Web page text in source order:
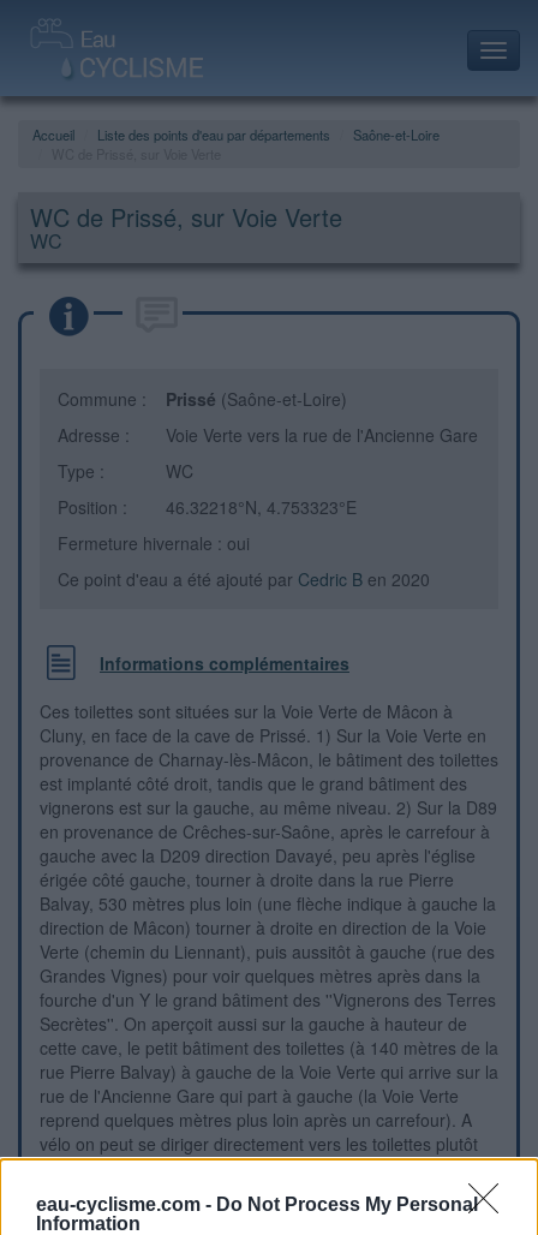
eau-cyclisme.com - Do Not Process My Personal
Information
Accueil Liste des points d'eau par départements
Saône-et-Loire
WC de Prissé, sur Voie Verte
WC
Commune : Prissé (Saône-et-Loire)
Adresse :
Voie Verte vers la rue de l'Ancienne Gare
Type :
WC
Position :
46.32218°N, 4.753323°E
Fermeture hivernale : oui
Ce point d'eau a été ajouté par Cedric B en 2020
Informations complémentaires
Ces toilettes sont situées sur la Voie Verte de Mâcon à
Cluny, en face de la cave de Prissé. 1) Sur la Voie Verte en
provenance de Charnay-lès-Mâcon, le bâtiment des toilettes
est implanté côté droit, tandis que le grand bâtiment des
vignerons est sur la gauche, au même niveau. 2) Sur la D89
en provenance de Crêches-sur-Saône, après le carrefour à
gauche avec la D209 direction Davayé, peu après l'église
érigée côté gauche, tourner à droite dans la rue Pierre
Balvay, 530 mètres plus loin (une flèche indique à gauche la
direction de Mâcon) tourner à droite en direction de la Voie
Verte (chemin du Liennant), puis aussitôt à gauche (rue des
Grandes Vignes) pour voir quelques mètres après dans la
fourche d'un Y le grand bâtiment des ''Vignerons des Terres
Secrètes''. On aperçoit aussi sur la gauche à hauteur de
cette cave, le petit bâtiment des toilettes (à 140 mètres de la
rue Pierre Balvay) à gauche de la Voie Verte qui arrive sur la
rue de l'Ancienne Gare qui part à gauche (la Voie Verte
reprend quelques mètres plus loin après un carrefour). A
vélo on peut se diriger directement vers les toilettes plutôt
que de faire le tour par la droite en suivant le sens
obligatoire. N.B. : Le plus pratique est d'utiliser l'évier
extérieur côté Voie Verte car dans le lavabo à l'intérieur de